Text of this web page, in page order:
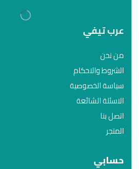
عرب تيفي
من نحن
الشروط والاحكام
سياسة الخصوصية
الاسئلة الشائعة
اتصل بنا
المتجر
حسابي